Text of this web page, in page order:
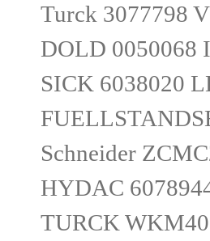
Turck 3077798
DOLD 0050068
SICK 6038020
Schneider
HYDAC
TURCK